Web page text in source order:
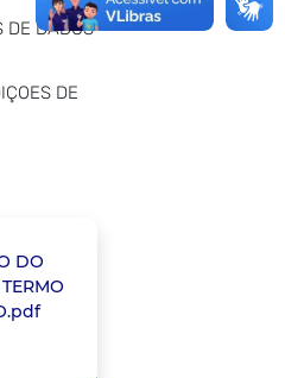
DE DADOS
DE
DO